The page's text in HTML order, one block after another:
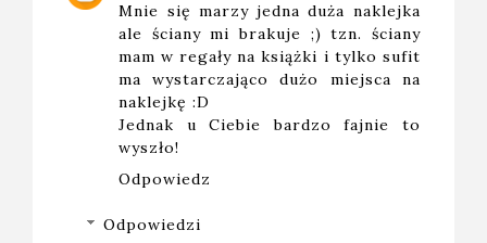
Mnie się marzy jedna duża naklejka
ale ściany mi brakuje ;) tzn. ściany
mam w regały na książki i tylko sufit
ma wystarczająco dużo miejsca na
naklejkę :D
Jednak u Ciebie bardzo fajnie to
wyszło!
Odpowiedz
Odpowiedzi